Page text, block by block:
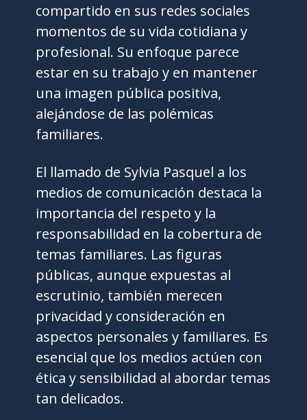
compartido en sus redes sociales
momentos de su vida cotidiana y
profesional. Su enfoque parece
estar en su trabajo y en mantener
una imagen pública positiva,
alejándose de las polémicas
familiares.
El llamado de Sylvia Pasquel a los
medios de comunicación destaca la
importancia del respeto y la
responsabilidad en la cobertura de
temas familiares. Las figuras
públicas, aunque expuestas al
escrutinio, también merecen
privacidad y consideración en
aspectos personales y familiares. Es
esencial que los medios actúen con
ética y sensibilidad al abordar temas
tan delicados.